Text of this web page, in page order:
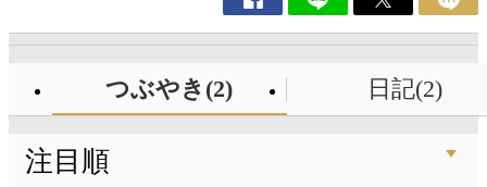
つぶやき(2) 日記(2)
注目順